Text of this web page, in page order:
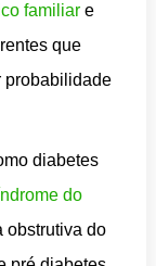
familiar e
que
probabilidade
diabetes
do
obstrutiva do